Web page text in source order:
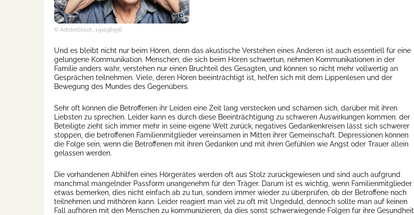
© AdobeStock_194196936
Und es bleibt nicht nur beim Hören, denn das akustische Verstehen eines Anderen ist auch essentiell für eine
gelungene Kommunikation. Menschen, die sich beim Hören schwertun, nehmen Kommunikationen in der
Familie anders wahr, verstehen nur einen Bruchteil des Gesagten, und können so nicht mehr vollwertig an
Gesprächen teilnehmen. Viele, deren Hören beeinträchtigt ist, helfen sich mit dem Lippenlesen und der
Bewegung des Mundes des Gegenübers.
Sehr oft können die Betroffenen ihr Leiden eine Zeit lang verstecken und schämen sich, darüber mit ihren
Liebsten zu sprechen. Leider kann es durch diese Beeinträchtigung zu schweren Auswirkungen kommen: der
Beteiligte zieht sich immer mehr in seine eigene Welt zurück, negatives Gedankenkreisen lässt sich schwerer
stoppen, die betroffenen Familienmitglieder vereinsamen in Mitten ihrer Gemeinschaft. Depressionen können
die Folge sein, wenn die Betroffenen mit ihren Gedanken und mit ihren Gefühlen wie Angst oder Trauer allein
gelassen werden.
Die vorhandenen Abhilfen eines Hörgerätes werden oft aus Stolz zurückgewiesen und sind auch aufgrund
manchmal mangelnder Passform unangenehm für den Träger. Darum ist es wichtig, wenn Familienmitglieder
etwas bemerken, dies nicht einfach ab zu tun, sondern immer wieder zu überprüfen, ob der Betroffene noch
teilnehmen und mithören kann. Leider reagiert man viel zu oft mit Ungeduld, dennoch sollte man auf keinen
Fall aufhören mit den Menschen zu kommunizieren, da dies sonst schwerwiegende Folgen für ihre Gesundheit